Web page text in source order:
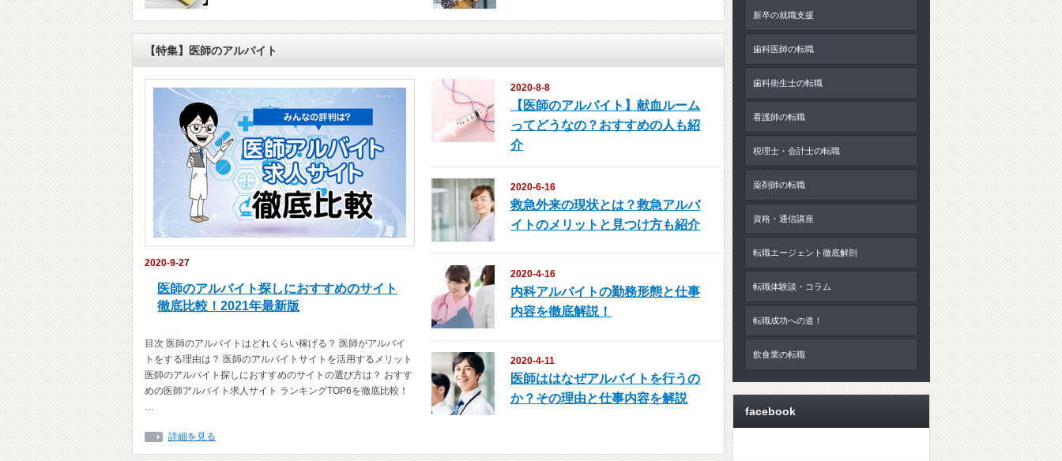
【特集】医師のアルバイト
2020-9-27
医師のアルバイト探しにおすすめのサイト
徹底比較！2021年最新版
目次 医師のアルバイトはどれくらい稼げる？ 医師がアルバイ
トをする理由は？ 医師のアルバイトサイトを活用するメリット
医師のアルバイト探しにおすすめのサイトの選び方は？ おすす
めの医師アルバイト求人サイト ランキングTOP6を徹底比較！
…
詳細を見る
2020-8-8
【医師のアルバイト】献血ルーム
ってどうなの？おすすめの人も紹
介
2020-6-16
救急外来の現状とは？救急アルバ
イトのメリットと見つけ方も紹介
2020-4-16
内科アルバイトの勤務形態と仕事
内容を徹底解説！
2020-4-11
医師ははなぜアルバイトを行うの
か？その理由と仕事内容を解説
新卒の就職支援
歯科医師の転職
歯科衛生士の転職
看護師の転職
税理士・会計士の転職
薬剤師の転職
資格・通信講座
転職エージェント徹底解剖
転職体験談・コラム
転職成功への道！
飲食業の転職
facebook